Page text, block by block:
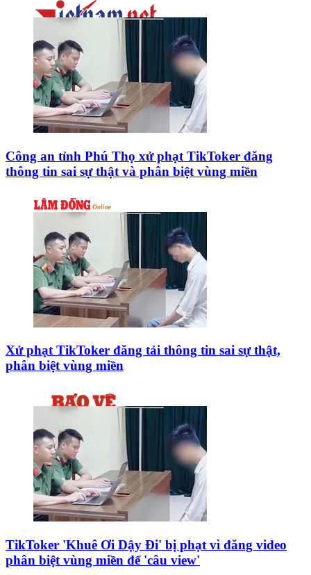
Công an tỉnh Phú Thọ xử phạt TikToker đăng
thông tin sai sự thật và phân biệt vùng miền
Xử phạt TikToker đăng tải thông tin sai sự thật,
phân biệt vùng miền
TikToker 'Khuê Ơi Dậy Đi' bị phạt vì đăng video
phân biệt vùng miền để 'câu view'